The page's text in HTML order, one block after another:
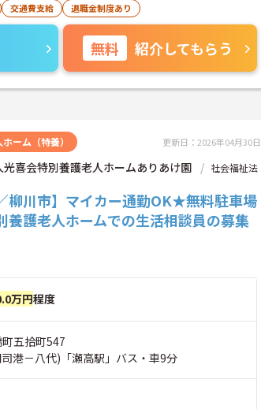
交通費支給 退職金制度あり
無料 紹介してもらう
ーム（特養） 更新日：2026年04月30日
喜会特別養護老人ホームありあけ園
社会福祉法
柳川市】マイカー通勤OK★無料駐車場
護老人ホームでの生活相談員の募集
万円程度
五拾町547
港－八代)「瀬高駅」バス・車9分